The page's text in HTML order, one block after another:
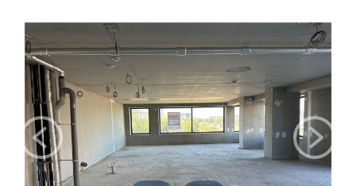
Open huizen
Baerz & Co
Aangekocht
Diensten